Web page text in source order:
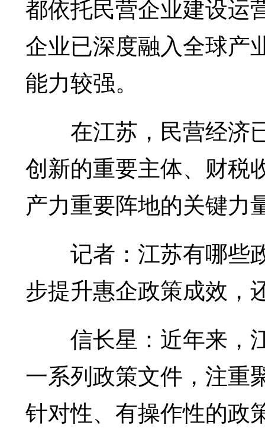
都依托民营企业建设运
企业已深度融入全球产
能力较强。
在江苏，民营经济
创新的重要主体、财税
产力重要阵地的关键力
记者：江苏有哪些
步提升惠企政策成效，
信长星：近年来，
一系列政策文件，注重
针对性、有操作性的政